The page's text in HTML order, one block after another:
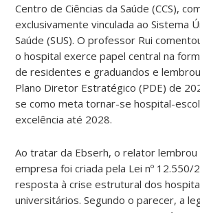
Centro de Ciências da Saúde (CCS),
exclusivamente vinculada ao Sistema
Saúde (SUS). O professor Rui
o hospital exerce papel central na
de residentes e graduandos e
Plano Diretor Estratégico (PDE) de
se como meta tornar-se hospital-
excelência até 2028.
Ao tratar da Ebserh, o relator lembrou
empresa foi criada pela Lei nº 12.550/
resposta à crise estrutural dos
universitários. Segundo o parecer, a